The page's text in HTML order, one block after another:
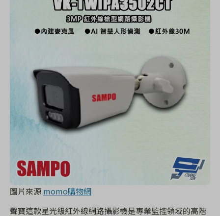
圖片來源 momo購物網
聲寶這款星光級紅外線網路攝影機是專業監控領域的高階